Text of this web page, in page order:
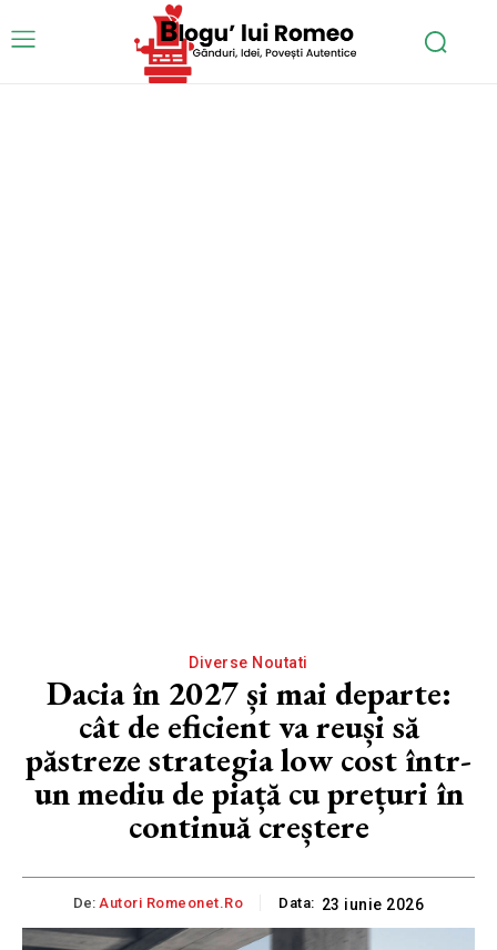
Diverse Noutati
Dacia în 2027 și mai departe:
cât de eficient va reuși să
păstreze strategia low cost într-
un mediu de piață cu prețuri în
continuă creștere
De: Autori Romeonet.ro Data: 23 iunie 2026